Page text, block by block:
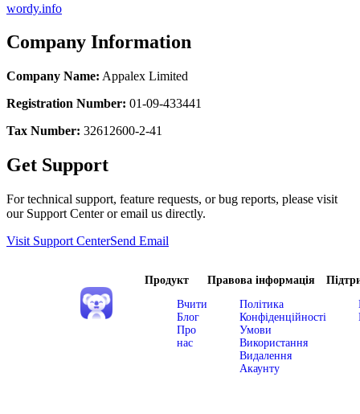
wordy.info
Company Information
Company Name: Appalex Limited
Registration Number: 01-09-433441
Tax Number: 32612600-2-41
Get Support
For technical support, feature requests, or bug reports, please visit
our Support Center or email us directly.
Visit Support CenterSend Email
Продукт
Вчити
Блог
Про
нас
Правова інформація
Політика
Конфіденційності
Умови
Використання
Видалення
Акаунту